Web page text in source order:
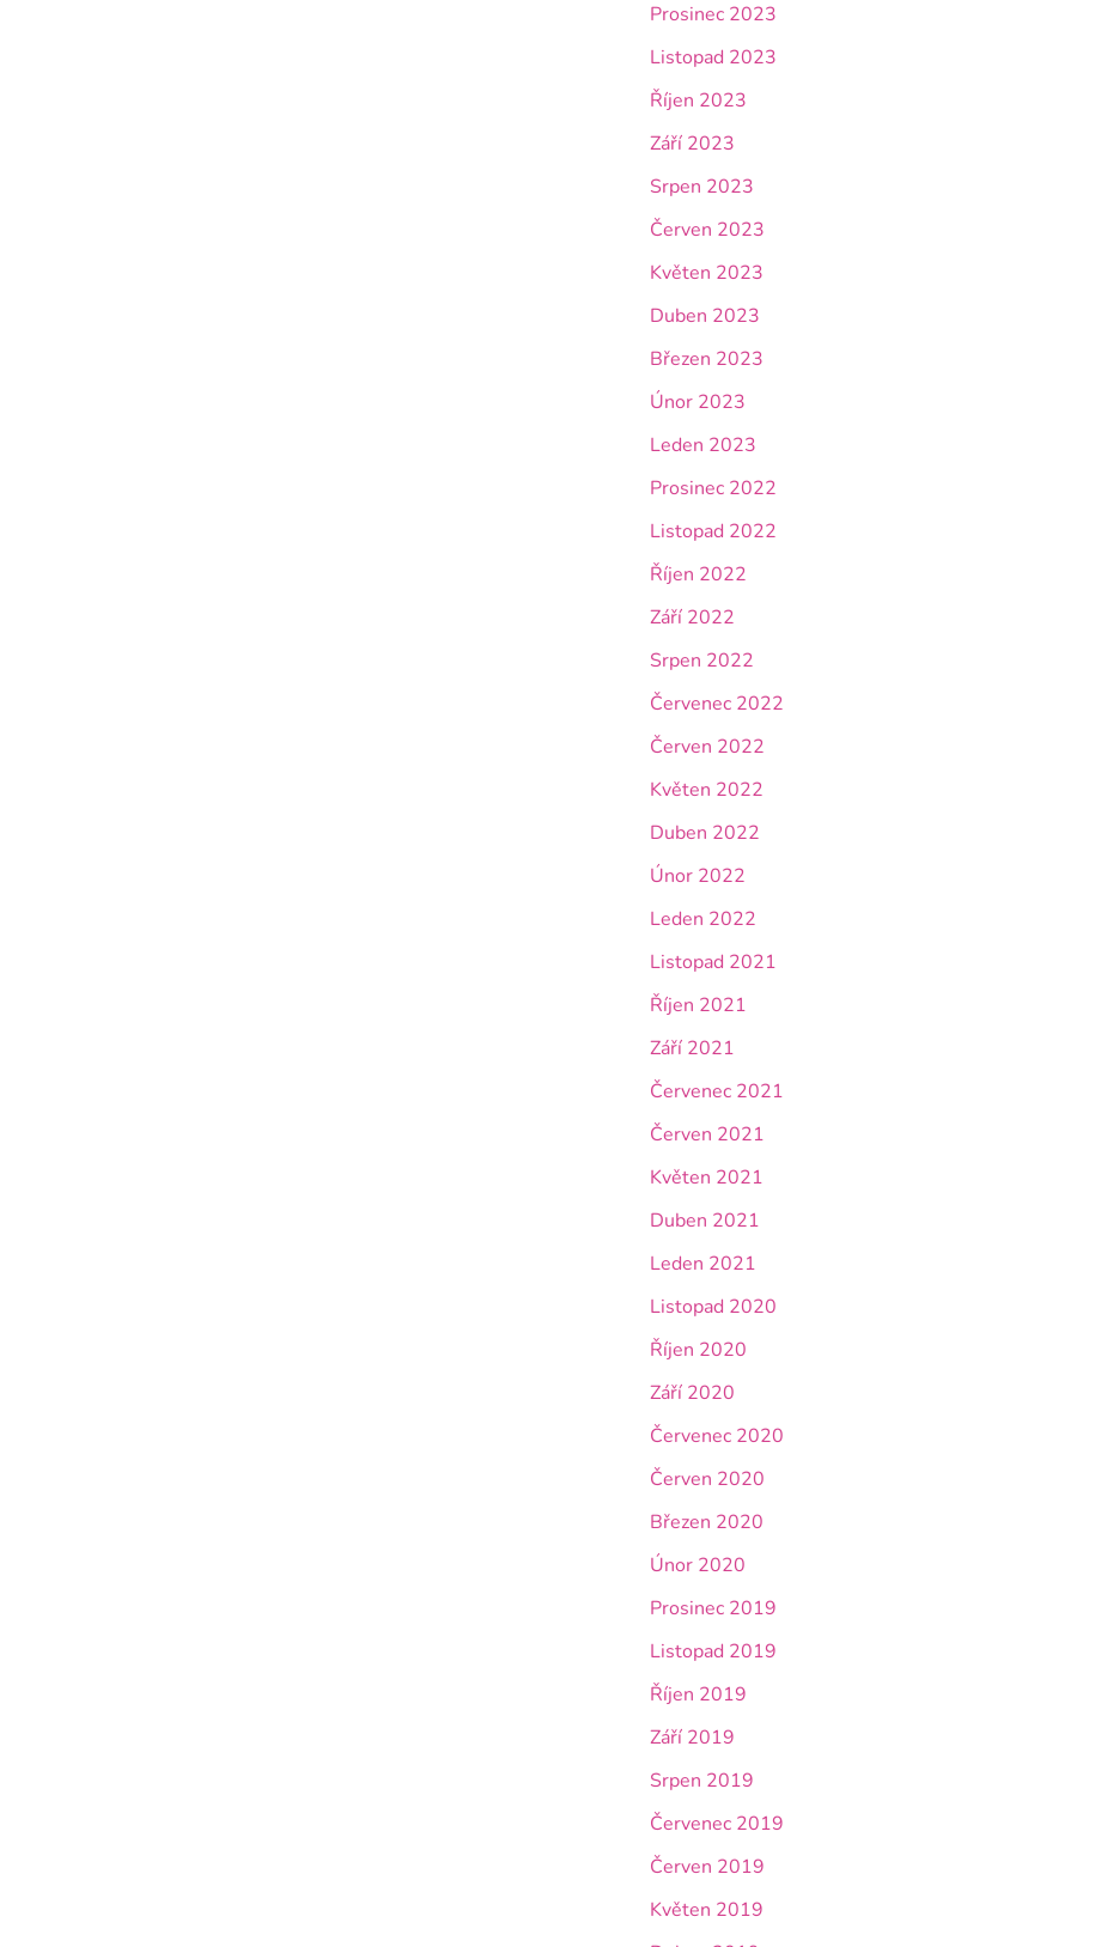
Prosinec 2023
Listopad 2023
Říjen 2023
Září 2023
Srpen 2023
Červen 2023
Květen 2023
Duben 2023
Březen 2023
Únor 2023
Leden 2023
Prosinec 2022
Listopad 2022
Říjen 2022
Září 2022
Srpen 2022
Červenec 2022
Červen 2022
Květen 2022
Duben 2022
Únor 2022
Leden 2022
Listopad 2021
Říjen 2021
Září 2021
Červenec 2021
Červen 2021
Květen 2021
Duben 2021
Leden 2021
Listopad 2020
Říjen 2020
Září 2020
Červenec 2020
Červen 2020
Březen 2020
Únor 2020
Prosinec 2019
Listopad 2019
Říjen 2019
Září 2019
Srpen 2019
Červenec 2019
Červen 2019
Květen 2019